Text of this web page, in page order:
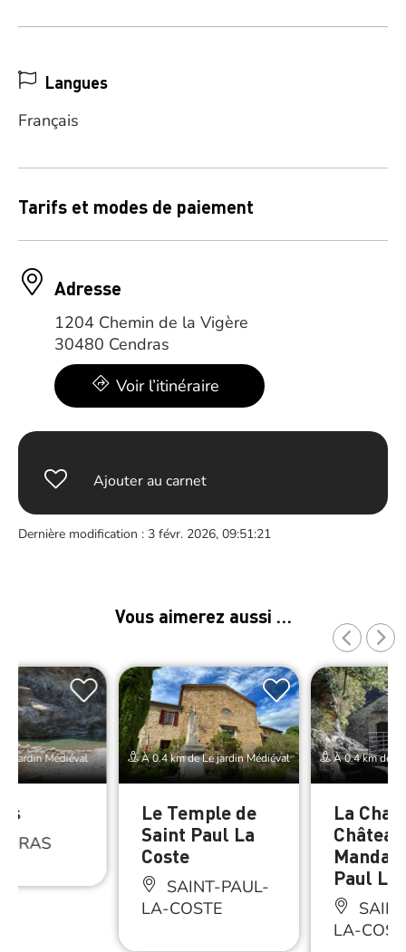
Langues
Français
Tarifs et modes de paiement
Adresse
1204 Chemin de la Vigère
30480 Cendras
Voir l’itinéraire
Ajouter au carnet
Dernière modification : 3 févr. 2026, 09:51:21
Vous aimerez aussi …
jardin Médiéval À 0.4 km de Le jardin Médiéval
Le Temple de
Saint Paul La
Coste
SAINT-PAUL-
LA-COSTE
À 0.4 km de
La
Paul La
LA-